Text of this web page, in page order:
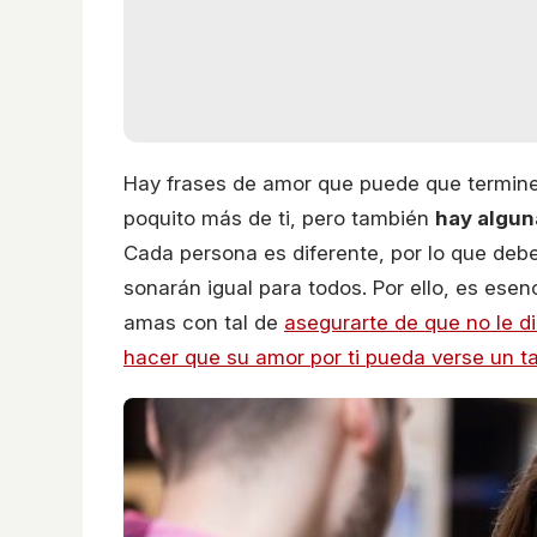
Hay frases de amor que puede que
poquito más de ti, pero también hay
Cada persona es diferente, por lo que
sonarán igual para todos. Por ello, es
amas con tal de asegurarte de que no le
hacer que su amor por ti pueda verse un